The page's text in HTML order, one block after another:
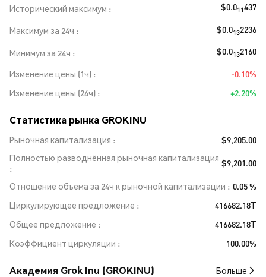
Исторический максимум
$0.011437
Максимум за 24ч $0.0132236
Минимум за 24ч $0.0132160
Изменение цены (1ч)
-0.10%
Изменение цены (24ч)
+2.20%
Статистика рынка GROKINU
Рыночная капитализация
$9,205.00
Полностью разводнённая рыночная капитализация $9,201.00
Отношение объема за 24ч к рыночной капитализации
0.05 %
Циркулирующее предложение
416682.18T
Общее предложение
416682.18T
Коэффициент циркуляции
100.00%
Академия Grok Inu (GROKINU) Больше